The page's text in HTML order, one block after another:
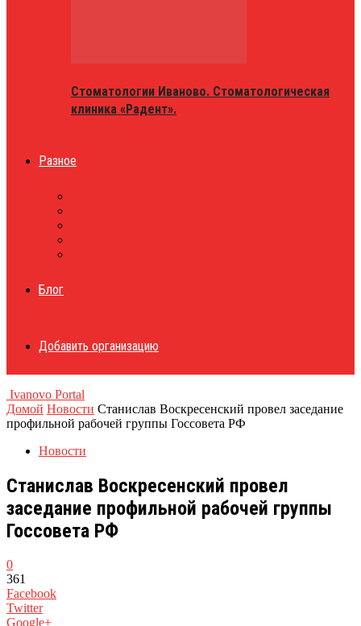
Стоматологии Иваново. Стоматологическая
клиника «Радент».
Разное
Блог
Добавить организацию
Ivanovo Portal
Домой Новости Станислав Воскресенский провел заседание
профильной рабочей группы Госсовета РФ
Новости
Станислав Воскресенский провел
заседание профильной рабочей группы
Госсовета РФ
0
361
Facebook
Twitter
Google+